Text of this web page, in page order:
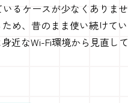
るケースが少なくありませ
め、昔のまま使い続けてい
近なWi-Fi環境から見直して